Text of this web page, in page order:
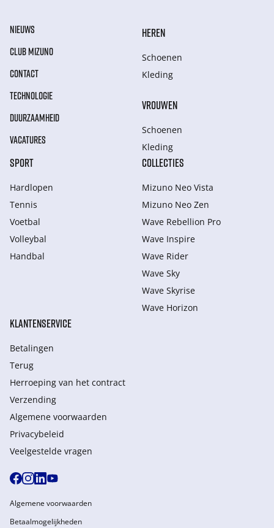
NIEUWS
CLUB MIZUNO
CONTACT
TECHNOLOGIE
DUURZAAMHEID
VACATURES
HEREN
Schoenen
Kleding
VROUWEN
Schoenen
Kleding
SPORT
Hardlopen
Tennis
Voetbal
Volleybal
Handbal
COLLECTIES
Mizuno Neo Vista
Mizuno Neo Zen
Wave Rebellion Pro
Wave Inspire
Wave Rider
Wave Sky
Wave Skyrise
Wave Horizon
KLANTENSERVICE
Betalingen
Terug
Herroeping van het contract
Verzending
Algemene voorwaarden
Privacybeleid
Veelgestelde vragen
Algemene voorwaarden
Betaalmogelijkheden